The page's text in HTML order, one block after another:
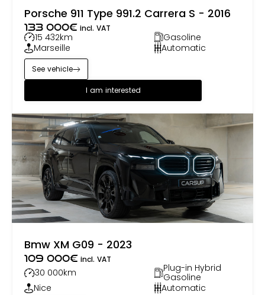
Porsche 911 Type 991.2 Carrera S - 2016
133 000€ incl. VAT
15 432km
Gasoline
Marseille
Automatic
I am interested
See vehicle
Bmw XM G09 - 2023
109 000€ incl. VAT
30 000km
Plug-in Hybrid
Gasoline
Nice
Automatic